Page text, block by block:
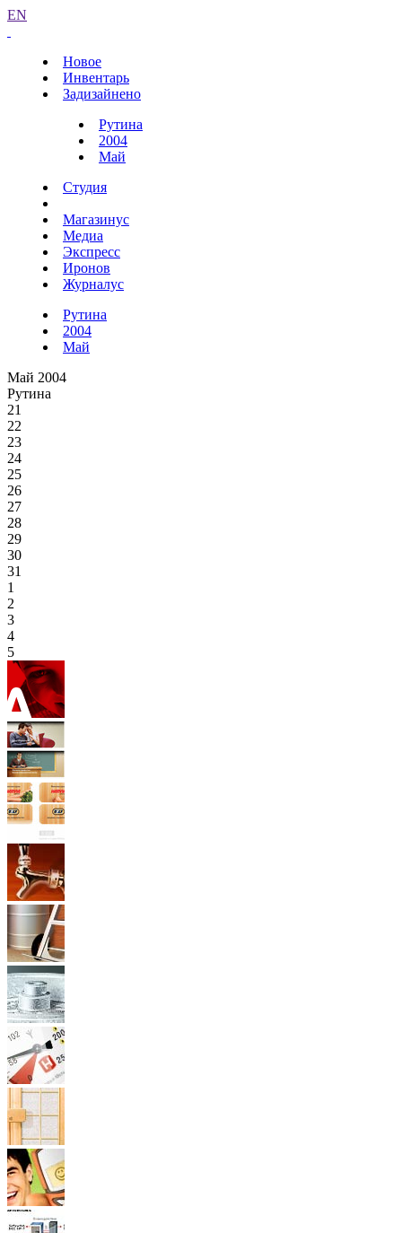
EN
Новое
Инвентарь
Задизайнено
Рутина
2004
Май
Студия
Магазинус
Медиа
Экспресс
Иронов
Журналус
Рутина
2004
Май
Май 2004
Рутина
21
22
23
24
25
26
27
28
29
30
31
1
2
3
4
5